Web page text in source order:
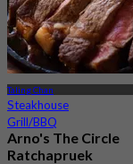
Taling Chan
Steakhouse
Grill/BBQ
Arno's The Circle
Ratchapruek